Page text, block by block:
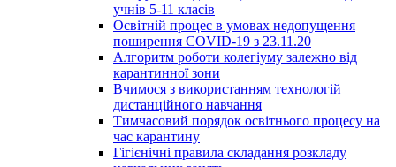
учнів 5-11 класів
Освітній процес в умовах недопущення
поширення COVID-19 з 23.11.20
Алгоритм роботи колегіуму залежно від
карантинної зони
Вчимося з використанням технологій
дистанційного навчання
Тимчасовий порядок освітнього процесу на
час карантину
Гігієнічні правила складання розкладу